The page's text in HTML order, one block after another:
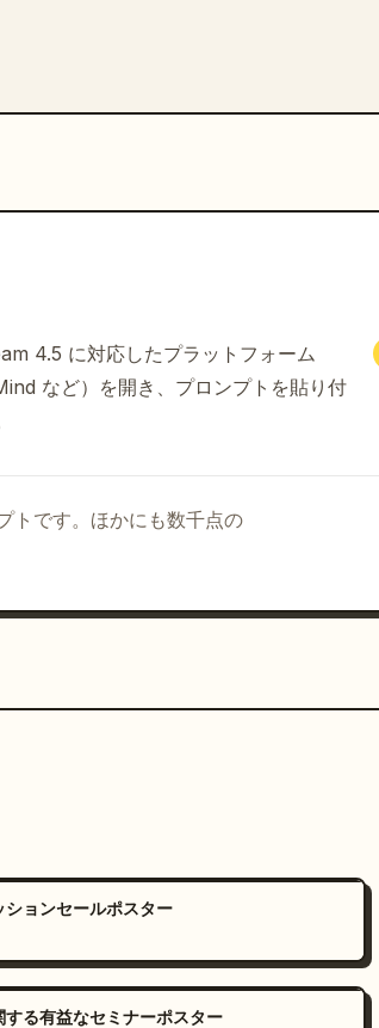
4.5 に対応したプラットフォーム
など）を開き、プロンプトを貼り付
トです。ほかにも数千点の
ションセールポスター
する有益なセミナーポスター